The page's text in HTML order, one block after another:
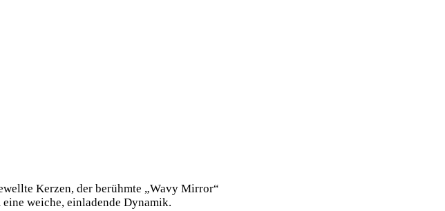
Kerzen, der berühmte „Wavy Mirror“
weiche, einladende Dynamik.